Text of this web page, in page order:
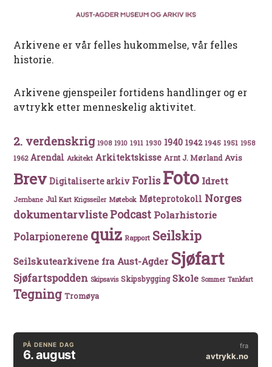
Arkivene er vår felles hukommelse, vår felles
historie.
Arkivene gjenspeiler fortidens handlinger og er
avtrykk etter menneskelig aktivitet.
2. verdenskrig 1908 1910 1911 1930 1940 1942 1945 1951 1958
1962 Arendal Arkitekt Arkitektskisse Arnt J. Mørland Avis
Brev Digitaliserte arkiv Forlis Foto Idrett
Jernbane Jul Kart Krigsseiler Møtebok Møteprotokoll Norges
dokumentarvlistePodcast Polarhistorie
Polarpionerene quiz Rapport Seilskip
Seilskutearkivene fra Aust-Agder Sjøfart
Sjøfartspodden Skipsavis Skipsbygging Skole Sommer Tankfart
Tegning Tromøya